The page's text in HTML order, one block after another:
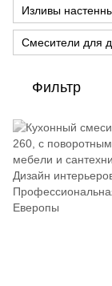
Изливы
Смесители для
Фильтр